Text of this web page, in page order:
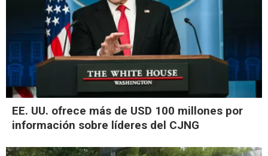
EE. UU. ofrece más de USD 100 millones por
información sobre líderes del CJNG